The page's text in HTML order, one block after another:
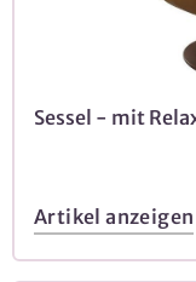
Sessel - mit
Artikel anzeigen